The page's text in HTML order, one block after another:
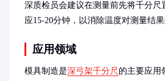
深质检员会建议在测量前先将千分尺
应15-20分钟，以消除温度对测量结果
应用领域
模具制造是深弓架千分尺 的主要应用